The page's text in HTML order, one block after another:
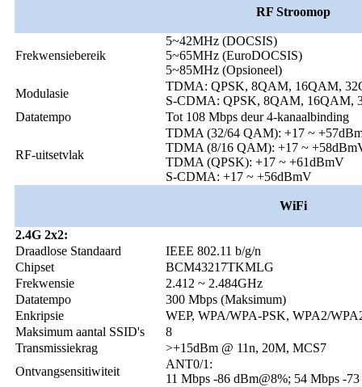
RF Stroomop
Frekwensiebereik
5~42MHz (DOCSIS)
5~65MHz (EuroDOCSIS)
5~85MHz (Opsioneel)
Modulasie
TDMA: QPSK, 8QAM, 16QAM,
S-CDMA: QPSK, 8QAM, 16QAM,
Datatempo
Tot 108 Mbps deur 4-kanaalbinding
RF-uitsetvlak
TDMA (32/64 QAM): +17 ~
TDMA (8/16 QAM): +17 ~
TDMA (QPSK): +17 ~ +61dBmV
S-CDMA: +17 ~ +56dBmV
WiFi
2.4G 2x2:
Draadlose Standaard
IEEE 802.11 b/g/n
Chipset
BCM43217TKMLG
Frekwensie
2.412 ~ 2.484GHz
Datatempo
300 Mbps (Maksimum)
Enkripsie
WEP, WPA/WPA-PSK, WPA2/
Maksimum aantal SSID's
8
Transmissiekrag
>+15dBm @ 11n, 20M, MCS7
Ontvangsensitiwiteit
ANT0/1:
11 Mbps -86 dBm@8%; 54 Mbps -